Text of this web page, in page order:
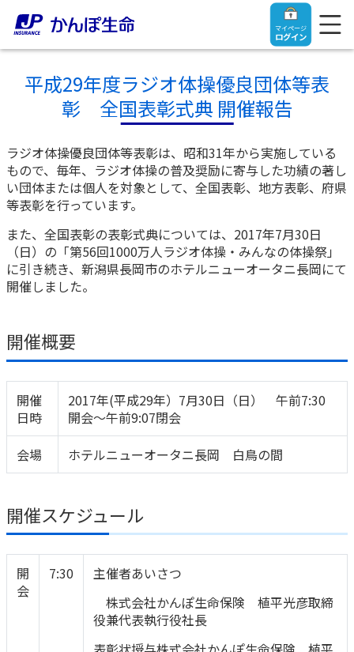
マイページ
ログイン
ご契約者さま
ご契約者さま
マイページログイン
入院保険金・手術保険金のご請求
お手続き一覧
きっかけ・できごとから探す
マイページでできること
保険をご検討中のお客さま
保険をご検討中のお客さま
終身保険
養老保険
定期保険
学資保険
お見積りシミュレーション
資料請求
保険の探し方のポイント
法人のお客さま
【まずはご相談ください】企業経営でお悩みの方はこ
ちら
法人のお客さま向け商品一覧
目的から探す
お役立ち情報
かんぽ生命の団体取扱い
お問い合わせ先
お役立ち情報
かんぽのLifeサポートナビ
保険
医療
お金
ライフプラン
かんぽ生命について
かんぽ生命について
ご挨拶
経営理念・経営戦略
会社概要
株主・投資家のみなさまへ
よくあるご質問
お問い合わせ
サステナビリティ
株主・投資家のみなさまへ
平成29年度ラジオ体操優良団体等表
彰 全国表彰式典 開催報告
ラジオ体操優良団体等表彰は、昭和31年から実施している
もので、毎年、ラジオ体操の普及奨励に寄与した功績の著し
い団体または個人を対象として、全国表彰、地方表彰、府県
等表彰を行っています。
また、全国表彰の表彰式典については、2017年7月30日
（日）の「第56回1000万人ラジオ体操・みんなの体操祭」
に引き続き、新潟県長岡市のホテルニューオータニ長岡にて
開催しました。
開催概要
開催
日時
2017年(平成29年）7月30日（日） 午前7:30
開会～午前9:07閉会
会場
ホテルニューオータニ長岡 白鳥の間
開催スケジュール
開
会
7:30
主催者あいさつ
株式会社かんぽ生命保険 植平光彦取締
役兼代表執行役社長